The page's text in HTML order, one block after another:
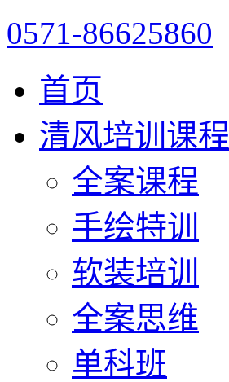
0571-86625860
首页
清风培训课程
全案课程
手绘特训
软装培训
全案思维
单科班